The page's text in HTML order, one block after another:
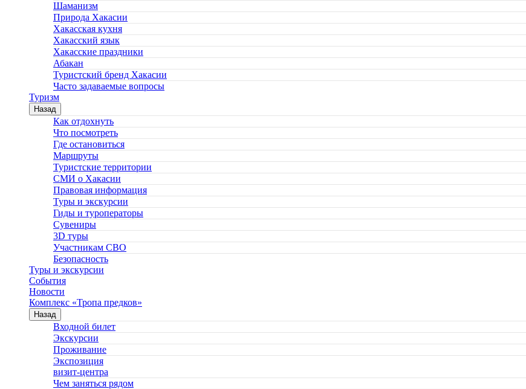
Шаманизм
Природа Хакасии
Хакасская кухня
Хакасский язык
Хакасские праздники
Абакан
Туристский бренд Хакасии
Часто задаваемые вопросы
Туризм
Назад
Как отдохнуть
Что посмотреть
Где остановиться
Маршруты
Туристские территории
СМИ о Хакасии
Правовая информация
Туры и экскурсии
Гиды и туроператоры
Сувениры
3D туры
Участникам СВО
Безопасность
Туры и экскурсии
События
Новости
Комплекс «Тропа предков»
Назад
Входной билет
Экскурсии
Проживание
Экспозиция
визит-центра
Чем заняться рядом